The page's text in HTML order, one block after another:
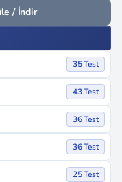
/ İndir
35 Test
43 Test
36 Test
36 Test
25 Test